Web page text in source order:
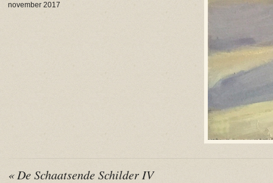
november 2017
« De Schaatsende Schilder IV